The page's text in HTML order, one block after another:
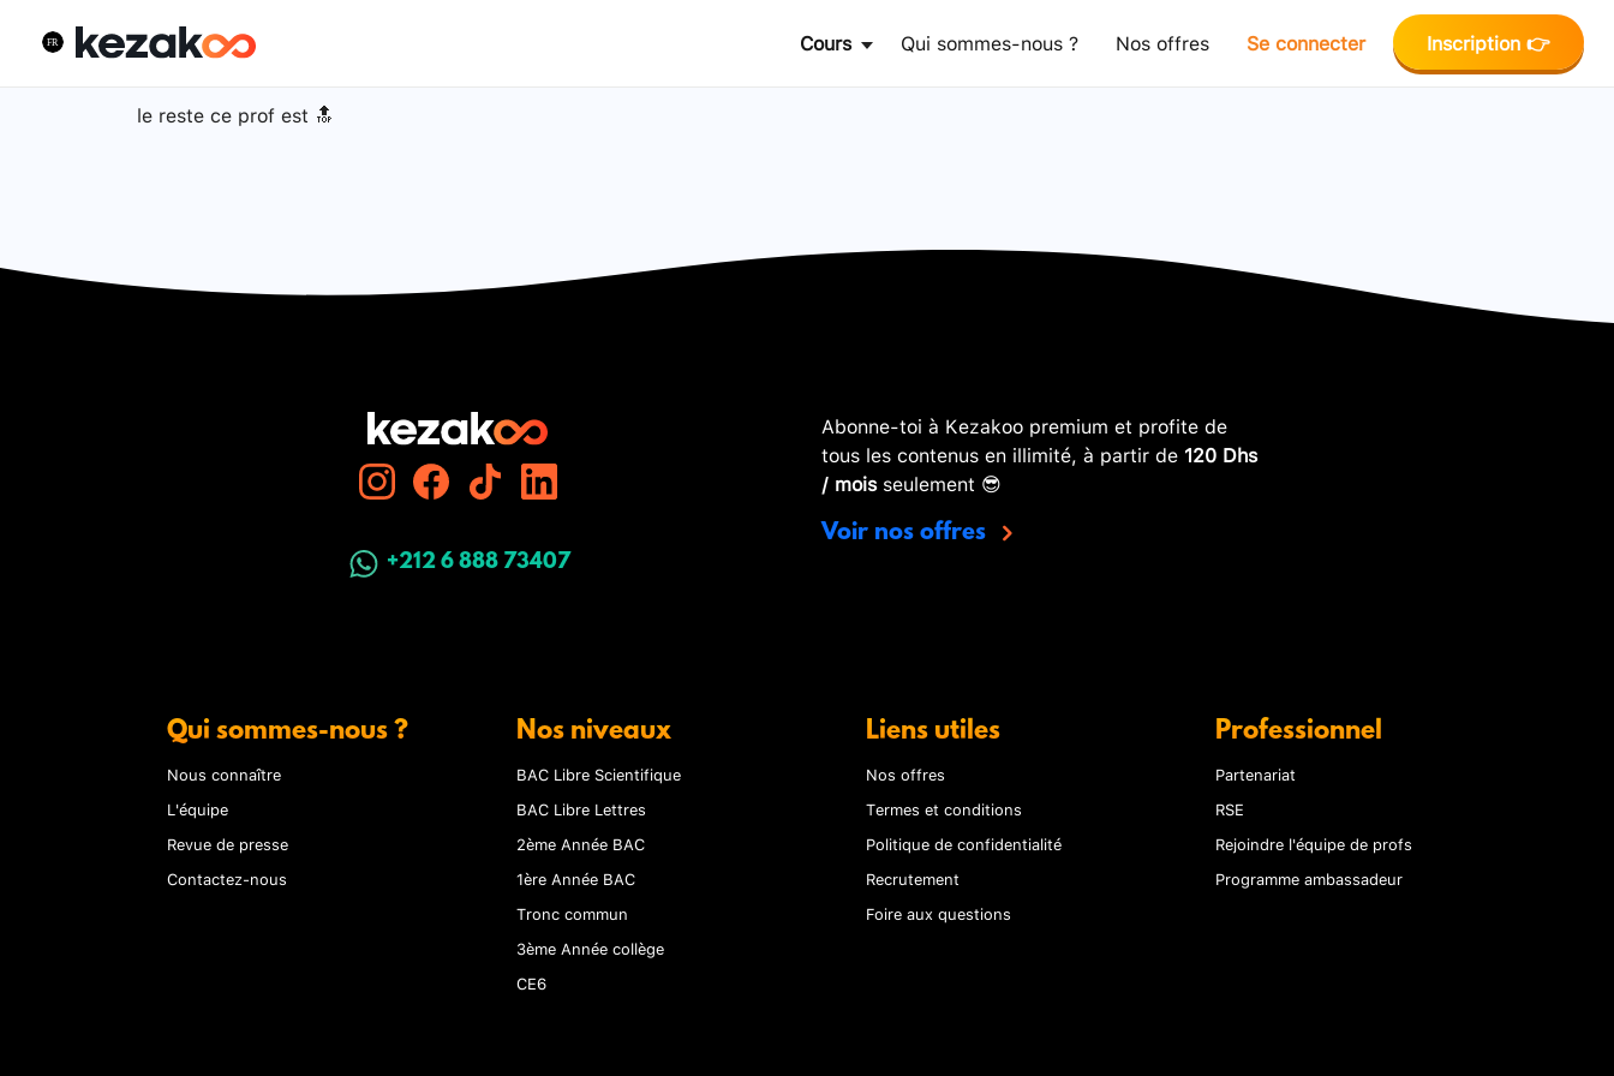
Cours Qui sommes-nous ? Nos offres Se connecter Inscription 👉
le reste ce prof est 🔝
+212 6 888 73407
Abonne-toi à Kezakoo premium et profite de
tous les contenus en illimité, à partir de 120 Dhs
/ moisseulement 😎
Voir nos offres
Qui sommes-nous ?
Nous connaître
L'équipe
Revue de presse
Contactez-nous
Nos niveaux
BAC Libre Scientifique
BAC Libre Lettres
2ème Année BAC
1ère Année BAC
Tronc commun
3ème Année collège
CE6
Liens utiles
Nos offres
Termes et conditions
Politique de confidentialité
Recrutement
Foire aux questions
Professionnel
Partenariat
RSE
Rejoindre l'équipe de profs
Programme ambassadeur